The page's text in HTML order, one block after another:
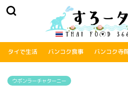
タイで生活 バンコク食事 バンコク寺
ウボンラーチャターニー